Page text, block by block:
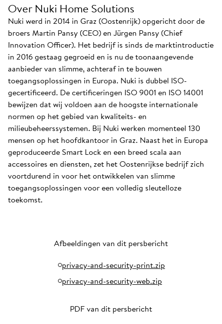
Over Nuki Home Solutions
Nuki werd in 2014 in Graz (Oostenrijk) opgericht door de
broers Martin Pansy (CEO) en Jürgen Pansy (Chief
Innovation Officer). Het bedrijf is sinds de marktintroductie
in 2016 gestaag gegroeid en is nu de toonaangevende
aanbieder van slimme, achteraf in te bouwen
toegangsoplossingen in Europa. Nuki is dubbel ISO-
gecertificeerd. De certificeringen ISO 9001 en ISO 14001
bewijzen dat wij voldoen aan de hoogste internationale
normen op het gebied van kwaliteits- en
milieubeheerssystemen. Bij Nuki werken momenteel 130
mensen op het hoofdkantoor in Graz. Naast het in Europa
geproduceerde Smart Lock en een breed scala aan
accessoires en diensten, zet het Oostenrijkse bedrijf zich
voortdurend in voor het ontwikkelen van slimme
toegangsoplossingen voor een volledig sleutelloze
toekomst.
Afbeeldingen van dit persbericht
privacy-and-security-print.zip
privacy-and-security-web.zip
PDF van dit persbericht